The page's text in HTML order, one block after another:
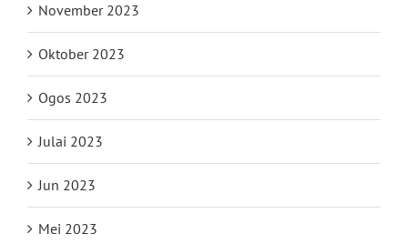
November 2023
Oktober 2023
Ogos 2023
Julai 2023
Jun 2023
Mei 2023